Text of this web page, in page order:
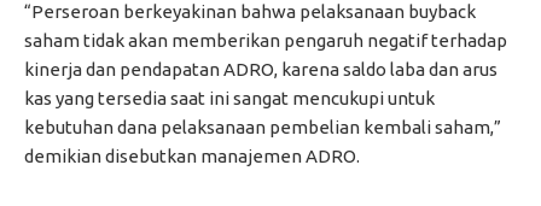
“Perseroan berkeyakinan bahwa pelaksanaan buyback
saham tidak akan memberikan pengaruh negatif terhadap
kinerja dan pendapatan ADRO, karena saldo laba dan arus
kas yang tersedia saat ini sangat mencukupi untuk
kebutuhan dana pelaksanaan pembelian kembali saham,”
demikian disebutkan manajemen ADRO.